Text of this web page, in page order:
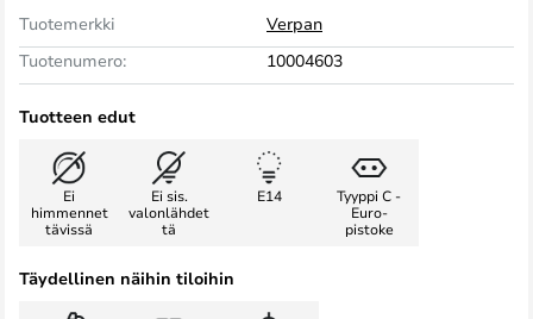
Tuotemerkki
Verpan
Tuotenumero:
10004603
Tuotteen edut
Ei
himmennet
tävissä
Ei sis.
valonlähdet
tä
E14
Tyyppi C -
Euro-
pistoke
Täydellinen näihin tiloihin